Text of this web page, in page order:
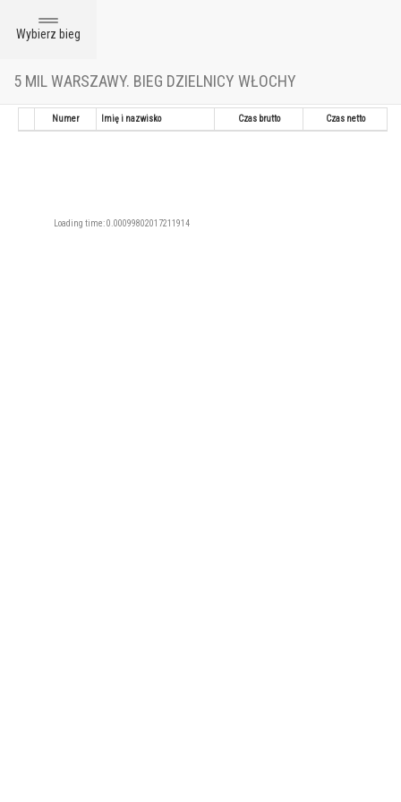
Toggle
navigation
Wybierz bieg
5 MIL WARSZAWY. BIEG DZIELNICY WŁOCHY
Tabela DNF
Numer Imię i nazwisko Czas brutto Czas netto
Loading time: 0.00099802017211914